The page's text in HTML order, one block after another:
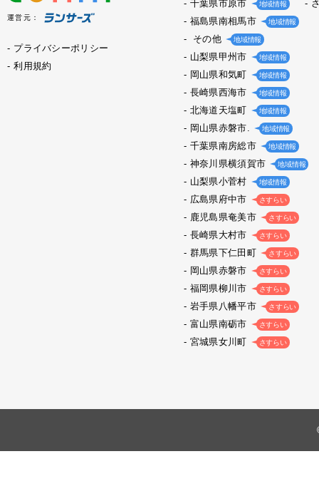
運営元：
プライバシーポリシー
利用規約
千葉県市原市 地域情報
福島県南相馬市 地域情報
その他 地域情報
山梨県甲州市 地域情報
岡山県和気町 地域情報
長崎県西海市 地域情報
北海道天塩町 地域情報
岡山県赤磐市. 地域情報
千葉県南房総市 地域情報
神奈川県横須賀市 地域情報
山梨県小菅村 地域情報
広島県府中市 さすらい
鹿児島県奄美市 さすらい
長崎県大村市 さすらい
群馬県下仁田町 さすらい
岡山県赤磐市 さすらい
福岡県柳川市 さすらい
岩手県八幡平市 さすらい
富山県南砺市 さすらい
宮城県女川町 さすらい